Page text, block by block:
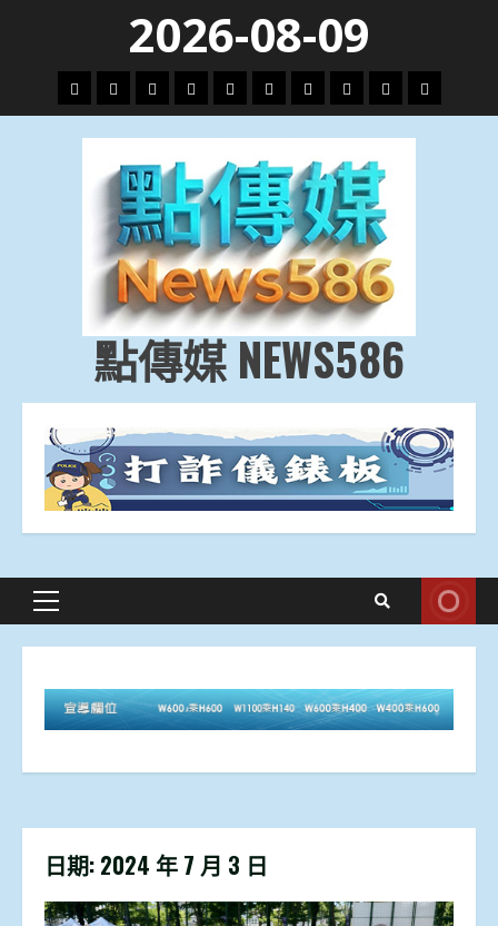
content
2026-08-09
頭
條
財
經
地
方.
會
文
教.
技
專
題
娛
樂
劇
政
治
國
際
運
動
生
活
點傳媒 NEWS586
Primary
日期: 2024 年 7 月 3 日